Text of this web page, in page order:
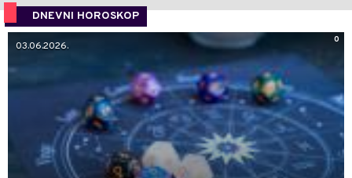
DNEVNI HOROSKOP
0
03.06.2026.